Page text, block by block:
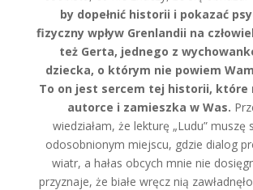
by dopełnić historii i pokazać
fizyczny wpływ Grenlandii na
też Gerta, jednego z
dziecka, o którym nie powiem
To on jest sercem tej historii, które
autorce i zamieszka w Was.
wiedziałam, że lekturę „Ludu” muszę
odosobnionym miejscu, gdzie dialog
wiatr, a hałas obcych mnie nie
przyznaje, że białe wręcz nią